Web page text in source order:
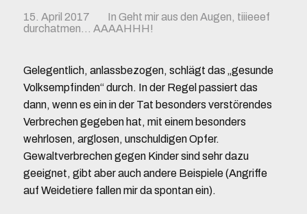
15. April 2017 In Geht mir aus den Augen tiiieeef
durchatmen... AAAAHHH!
Gelegentlich, anlassbezogen, schlägt das „gesunde
Volksempfinden“ durch. In der Regel passiert das
dann, wenn es ein in der Tat besonders verstörendes
Verbrechen gegeben hat, mit einem besonders
wehrlosen, arglosen, unschuldigen Opfer.
Gewaltverbrechen gegen Kinder sind sehr dazu
geeignet, gibt aber auch andere Beispiele (Angriffe
auf Weidetiere fallen mir da spontan ein).